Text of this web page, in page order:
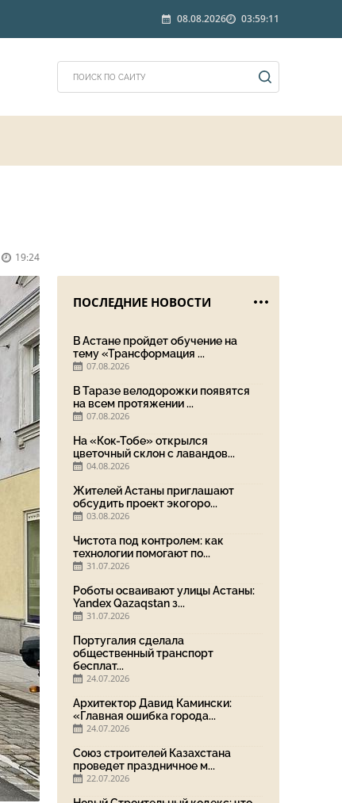
08.08.2026 03:59:11
19:24
ПОСЛЕДНИЕ НОВОСТИ
В Астане пройдет обучение на
тему «Трансформация ...
07.08.2026
В Таразе велодорожки появятся
на всем протяжении ...
07.08.2026
На «Кок-Тобе» открылся
цветочный склон с лавандов...
04.08.2026
Жителей Астаны приглашают
обсудить проект экогоро...
03.08.2026
Чистота под контролем: как
технологии помогают по...
31.07.2026
Роботы осваивают улицы Астаны:
Yandex Qazaqstan з...
31.07.2026
Португалия сделала
общественный транспорт
бесплат...
24.07.2026
Архитектор Давид Камински:
«Главная ошибка города...
24.07.2026
Союз строителей Казахстана
проведет праздничное м...
22.07.2026